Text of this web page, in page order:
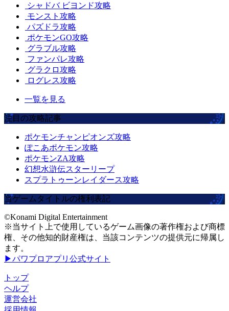
シャドバ ビヨンド攻略
モンスト攻略
パズドラ攻略
ポケモンGO攻略
グラブル攻略
ファンパレ攻略
グラクロ攻略
ログレス攻略
一覧を見る
注目の攻略記事
ポケモンチャンピオンズ攻略
ぽこあポケモン攻略
ポケモンZA攻略
幻想水滸伝スターリープ
スプラトゥーンレイダース攻略
当ゲームタイトルの権利表記
©Konami Digital Entertainment
※当サイト上で使用しているゲーム画像の著作権および商標
権、その他知的財産権は、当該コンテンツの提供元に帰属し
ます。
▶パワプロアプリ公式サイト
トップ
ヘルプ
運営会社